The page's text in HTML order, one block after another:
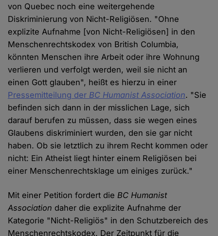
von Quebec noch eine weitergehende
Diskriminierung von Nicht-Religiösen. "Ohne
explizite Aufnahme [von Nicht-Religiösen] in den
Menschenrechtskodex von British Columbia,
könnten Menschen ihre Arbeit oder ihre Wohnung
verlieren und verfolgt werden, weil sie nicht an
einen Gott glauben", heißt es hierzu in einer
Pressemitteilung der BC Humanist Association. "Sie
befinden sich dann in der misslichen Lage, sich
darauf berufen zu müssen, dass sie wegen eines
Glaubens diskriminiert wurden, den sie gar nicht
haben. Ob sie letztlich zu ihrem Recht kommen oder
nicht: Ein Atheist liegt hinter einem Religiösen bei
einer Menschenrechtsklage um einiges zurück."
Mit einer Petition fordert dieBC Humanist
Association daher die explizite Aufnahme der
Kategorie "Nicht-Religiös" in den Schutzbereich des
Menschenrechtskodex. Der Zeitpunkt für die